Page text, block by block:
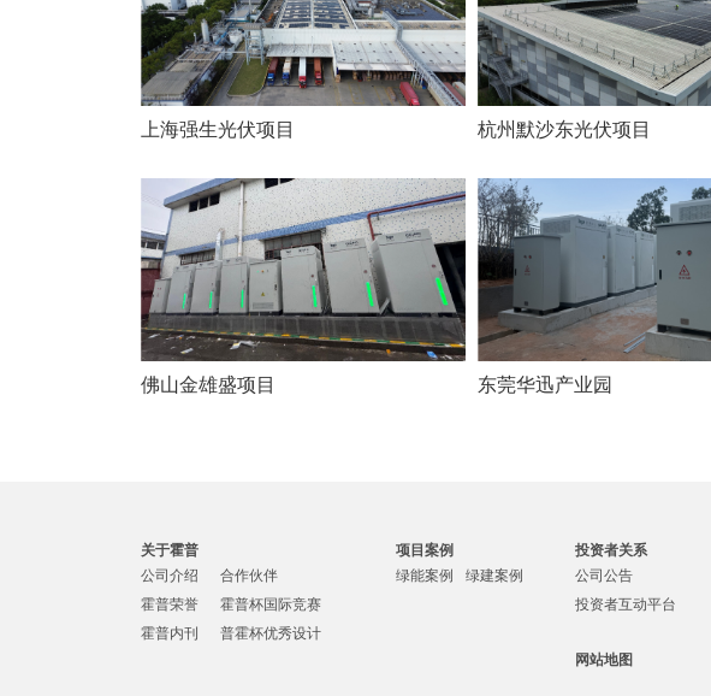
上海强生光伏项目 杭州默沙东光伏项目
佛山金雄盛项目 东莞华迅产业园
关于霍普
公司介绍
合作伙伴
霍普荣誉
霍普杯国际竞赛
霍普内刊
普霍杯优秀设计
项目案例
绿能案例
绿建案例
投资者关系
公司公告
投资者互动平台
网站地图